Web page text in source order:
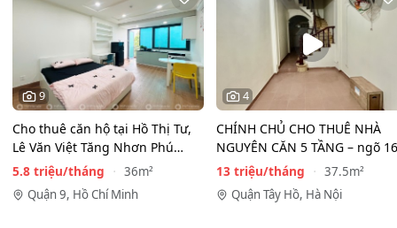
9
Cho thuê căn hộ tại Hồ Thị Tư,
Lê Văn Việt Tăng Nhơn Phú
Quận 9(cũ) Thủ…
5.8 triệu/tháng
36m²
Quận 9, Hồ Chí Minh
4
CHÍNH CHỦ CHO THUÊ NHÀ
NGUYÊN CĂN 5 TẦNG – ngõ
Đồng Cổ, Tây Hồ
13 triệu/tháng
37.5m²
Quận Tây Hồ, Hà Nội